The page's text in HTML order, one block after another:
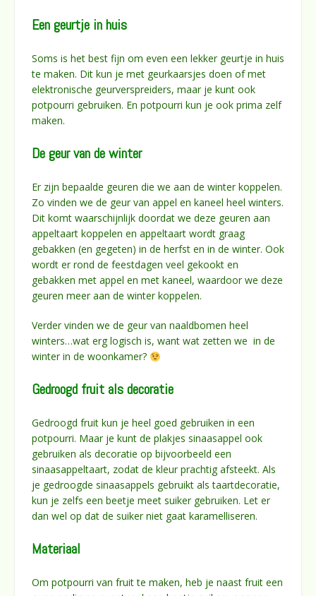
Een geurtje in huis
Soms is het best fijn om even een lekker geurtje in huis
te maken. Dit kun je met geurkaarsjes doen of met
elektronische geurverspreiders, maar je kunt ook
potpourri gebruiken. En potpourri kun je ook prima zelf
maken.
De geur van de winter
Er zijn bepaalde geuren die we aan de winter koppelen.
Zo vinden we de geur van appel en kaneel heel winters.
Dit komt waarschijnlijk doordat we deze geuren aan
appeltaart koppelen en appeltaart wordt graag
gebakken (en gegeten) in de herfst en in de winter. Ook
wordt er rond de feestdagen veel gekookt en
gebakken met appel en met kaneel, waardoor we deze
geuren meer aan de winter koppelen.
Verder vinden we de geur van naaldbomen heel
winters…wat erg logisch is, want wat zetten we in de
winter in de woonkamer?
Gedroogd fruit als decoratie
Gedroogd fruit kun je heel goed gebruiken in een
potpourri. Maar je kunt de plakjes sinaasappel ook
gebruiken als decoratie op bijvoorbeeld een
sinaasappeltaart, zodat de kleur prachtig afsteekt. Als
je gedroogde sinaasappels gebruikt als taartdecoratie,
kun je zelfs een beetje meet suiker gebruiken. Let er
dan wel op dat de suiker niet gaat karamelliseren.
Materiaal
Om potpourri van fruit te maken, heb je naast fruit een